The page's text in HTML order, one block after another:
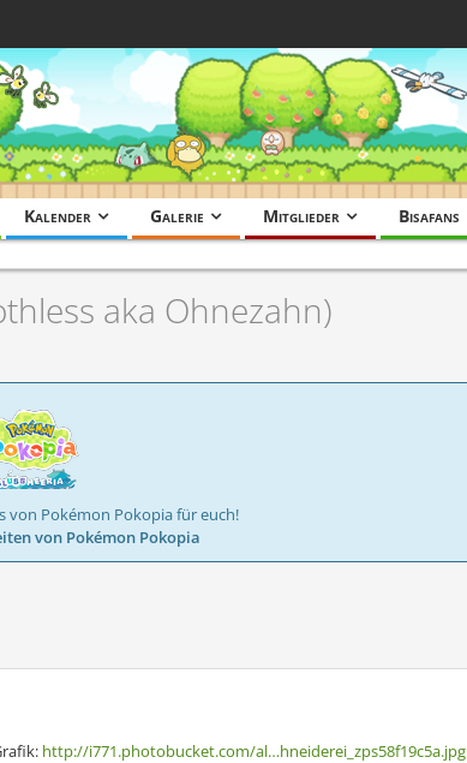
Kalender Galerie Mitglieder Bisafans
aka Ohnezahn)
von Pokémon Pokopia für euch!
von Pokémon Pokopia
http://i771.photobucket.com/al…hneiderei_zps58f19c5a.jpg